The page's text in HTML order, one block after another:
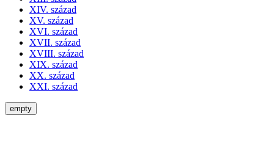
XIV. század
XV. század
XVI. század
XVII. század
XVIII. század
XIX. század
XX. század
XXI. század
empty